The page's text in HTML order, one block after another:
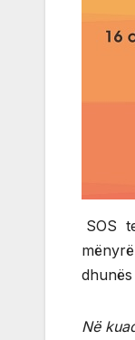
SOS
Në